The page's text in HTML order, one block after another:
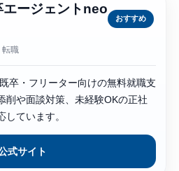
エージェントneo
おすすめ
転職
卒・フリーター向けの無料就職支
削や面談対策、未経験OKの正社
しています。
式サイト